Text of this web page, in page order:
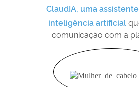
ClaudIA, uma
inteligência artificial
comunicação com a